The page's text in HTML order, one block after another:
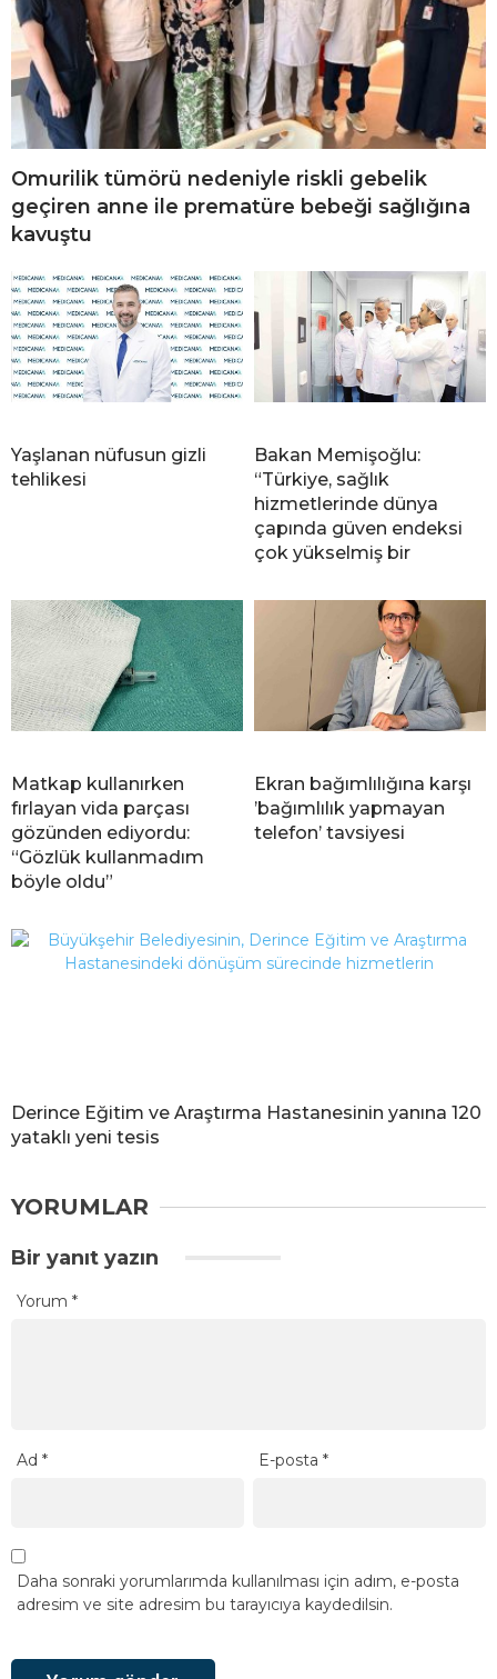
Omurilik tümörü nedeniyle riskli gebelik
geçiren anne ile prematüre bebeği sağlığına
kavuştu
Yaşlanan nüfusun gizli
tehlikesi
Bakan Memişoğlu:
“Türkiye, sağlık
hizmetlerinde dünya
çapında güven endeksi
çok yükselmiş bir
Matkap kullanırken
fırlayan vida parçası
gözünden ediyordu:
“Gözlük kullanmadım
böyle oldu”
Ekran bağımlılığına karşı
’bağımlılık yapmayan
telefon’ tavsiyesi
Derince Eğitim ve Araştırma Hastanesinin yanına 120
yataklı yeni tesis
YORUMLAR
Bir yanıt yazın
Yorum *
Ad * E-posta*
Daha sonraki yorumlarımda kullanılması için adım, e-posta
adresim ve site adresim bu tarayıcıya kaydedilsin.